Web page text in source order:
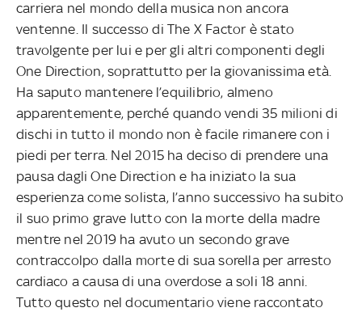
carriera nel mondo della musica non ancora
ventenne. Il successo di The X Factor è stato
travolgente per lui e per gli altri componenti degli
One Direction, soprattutto per la giovanissima età.
Ha saputo mantenere l’equilibrio, almeno
apparentemente, perché quando vendi 35 milioni di
dischi in tutto il mondo non è facile rimanere con i
piedi per terra. Nel 2015 ha deciso di prendere una
pausa dagli One Direction e ha iniziato la sua
esperienza come solista, l’anno successivo ha subito
il suo primo grave lutto con la morte della madre
mentre nel 2019 ha avuto un secondo grave
contraccolpo dalla morte di sua sorella per arresto
cardiaco a causa di una overdose a soli 18 anni.
Tutto questo nel documentario viene raccontato